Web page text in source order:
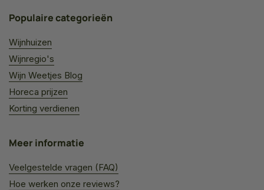
Populaire categorieën
Wijnhuizen
Wijnregio's
Wijn Weetjes Blog
Horeca prijzen
Korting verdienen
Meer informatie
Veelgestelde vragen (FAQ)
Hoe werken onze reviews?